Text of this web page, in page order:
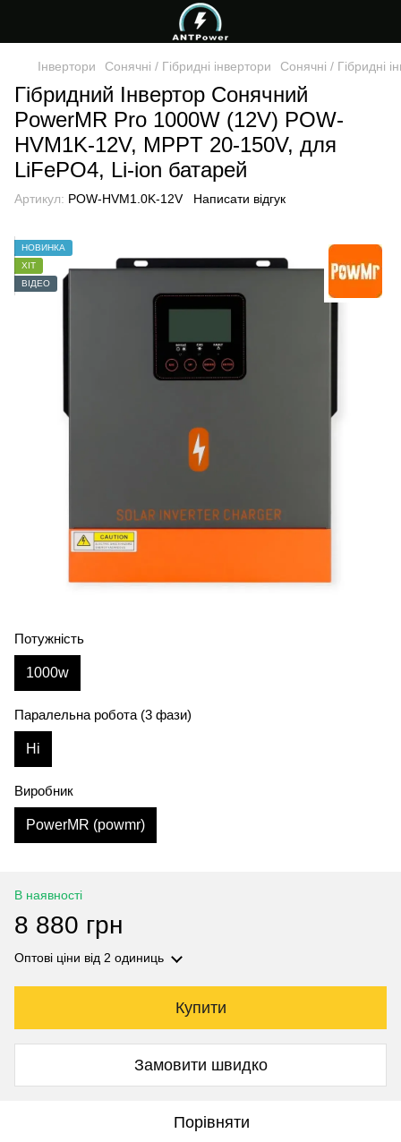
Інвертори Сонячні / Гібридні інвертори Сонячні / Гібридні
Гібридний Інвертор Сонячний
PowerMR Pro 1000W (12V) POW-
HVM1K-12V, MPPT 20-150V, для
LiFePO4, Li-ion батарей
Артикул: POW-HVM1.0K-12V Написати відгук
НОВИНКА
ХІТ
ВІДЕО
Потужність
1000w
Паралельна робота (3 фази)
Ні
Виробник
PowerMR (powmr)
В наявності
8 880 грн
Оптові ціни від 2 одиниць
Купити
Замовити швидко
Порівняти